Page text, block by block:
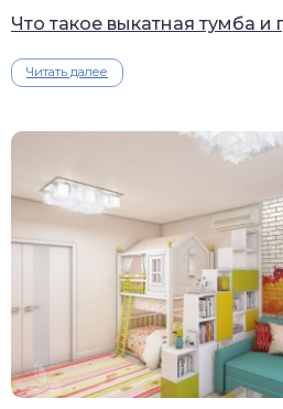
Что такое выкатная тумба и
Читать далее